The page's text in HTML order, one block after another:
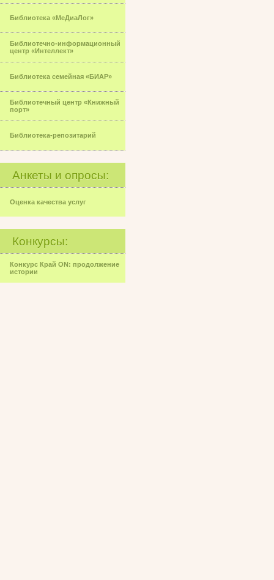
Библиотека «МеДиаЛог»
Библиотечно-информационный
центр «Интеллект»
Библиотека семейная «БИАР»
Библиотечный центр «Книжный
порт»
Библиотека-репозитарий
Анкеты и опросы:
Оценка качества услуг
Конкурсы:
Конкурс Край ON: продолжение
истории